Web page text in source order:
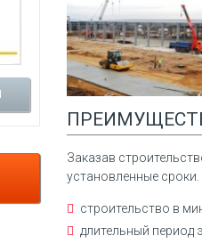
Заказав
установленные
строительство в
длительный период